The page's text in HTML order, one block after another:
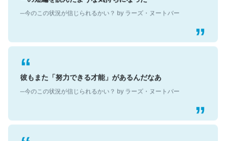
─今のこの状況が信じられるかい？ by ラーズ・ヌートバー
彼もまた「努力できる才能」があるんだなあ
─今のこの状況が信じられるかい？ by ラーズ・ヌートバー